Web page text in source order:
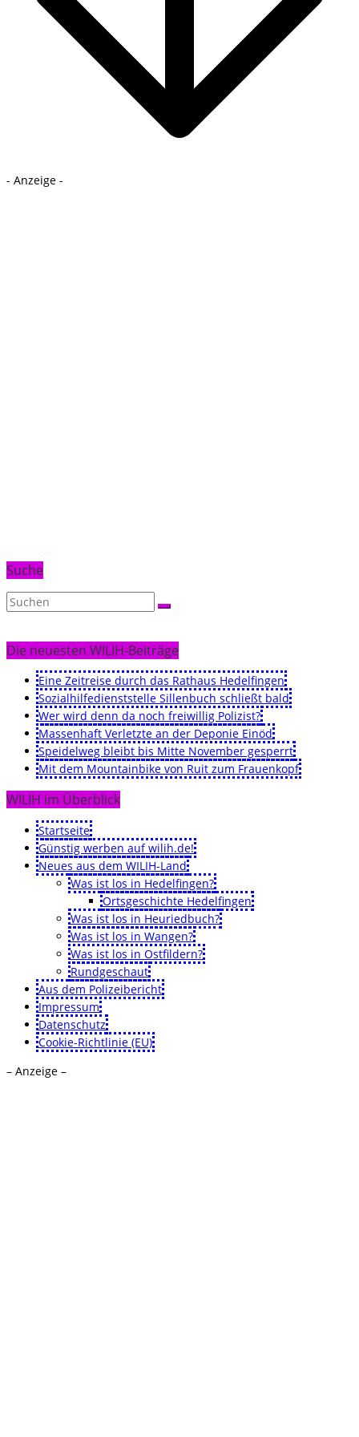
- Anzeige -
Suche
Die neuesten WILIH-Beiträge
Eine Zeitreise durch das Rathaus Hedelfingen
Sozialhilfedienststelle Sillenbuch schließt bald
Wer wird denn da noch freiwillig Polizist?
Massenhaft Verletzte an der Deponie Einöd
Speidelweg bleibt bis Mitte November gesperrt
Mit dem Mountainbike von Ruit zum Frauenkopf
WILIH im Überblick
Startseite
Günstig werben auf wilih.de!
Neues aus dem WILIH-Land
Was ist los in Hedelfingen?
Ortsgeschichte Hedelfingen
Was ist los in Heuriedbuch?
Was ist los in Wangen?
Was ist los in Ostfildern?
Rundgeschaut
Aus dem Polizeibericht
Impressum
Datenschutz
Cookie-Richtlinie (EU)
– Anzeige –